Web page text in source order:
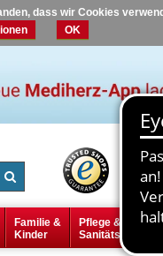
dass wir Cookies
OK
Familie &
Kinder
Pflege &
Sanitätsbedarf